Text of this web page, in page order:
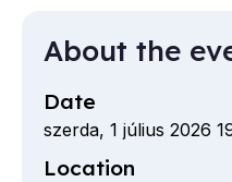
About the
Date
szerda, 1 július 2026
Location